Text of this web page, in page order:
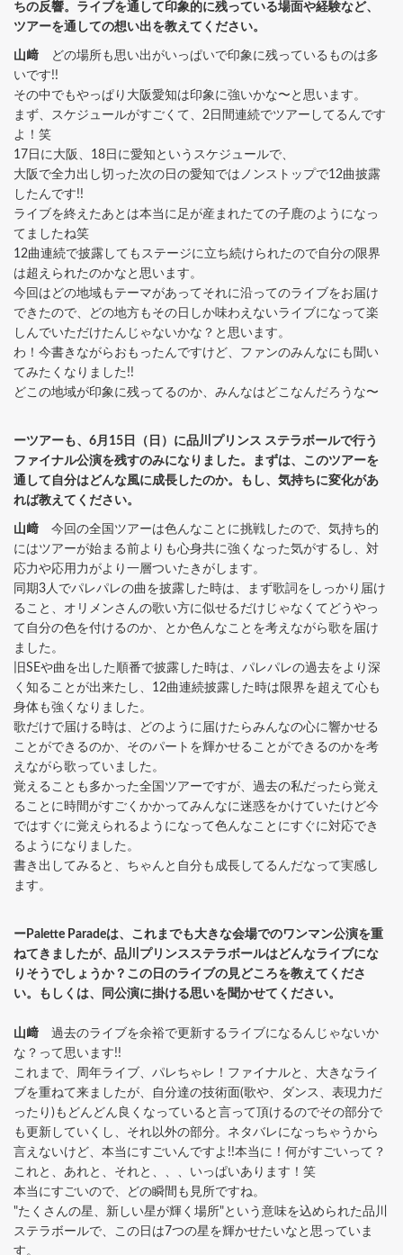
ちの反響。ライブを通して印象的に残っている場面や経験など、
ツアーを通しての想い出を教えてください。
山﨑
どの場所も思い出がいっぱいで印象に残っているものは多
いです!!
その中でもやっぱり大阪愛知は印象に強いかな〜と思います。
まず、スケジュールがすごくて、2日間連続でツアーしてるんです
よ！笑
17日に大阪、18日に愛知というスケジュールで、
大阪で全力出し切った次の日の愛知ではノンストップで12曲披露
したんです!!
ライブを終えたあとは本当に足が産まれたての子鹿のようになっ
てましたね笑
12曲連続で披露してもステージに立ち続けられたので自分の限界
は超えられたのかなと思います。
今回はどの地域もテーマがあってそれに沿ってのライブをお届け
できたので、どの地方もその日しか味わえないライブになって楽
しんでいただけたんじゃないかな？と思います。
わ！今書きながらおもったんですけど、ファンのみんなにも聞い
てみたくなりました!!
どこの地域が印象に残ってるのか、みんなはどこなんだろうな〜
ーツアーも、6月15日（日）に品川プリンス ステラボールで行う
ファイナル公演を残すのみになりました。まずは、このツアーを
通して自分はどんな風に成長したのか。もし、気持ちに変化があ
れば教えてください。
山﨑 今回の全国ツアーは色んなことに挑戦したので、気持ち的
にはツアーが始まる前よりも心身共に強くなった気がするし、対
応力や応用力がより一層ついたきがします。
同期3人でパレパレの曲を披露した時は、まず歌詞をしっかり届け
ること、オリメンさんの歌い方に似せるだけじゃなくてどうやっ
て自分の色を付けるのか、とか色んなことを考えながら歌を届け
ました。
旧SEや曲を出した順番で披露した時は、パレパレの過去をより深
く知ることが出来たし、12曲連続披露した時は限界を超えて心も
身体も強くなりました。
歌だけで届ける時は、どのように届けたらみんなの心に響かせる
ことができるのか、そのパートを輝かせることができるのかを考
えながら歌っていました。
覚えることも多かった全国ツアーですが、過去の私だったら覚え
ることに時間がすごくかかってみんなに迷惑をかけていたけど今
ではすぐに覚えられるようになって色んなことにすぐに対応でき
るようになりました。
書き出してみると、ちゃんと自分も成長してるんだなって実感し
ます。
ーPalette Paradeは、これまでも大きな会場でのワンマン公演を重
ねてきましたが、品川プリンスステラボールはどんなライブにな
りそうでしょうか？この日のライブの見どころを教えてくださ
い。もしくは、同公演に掛ける思いを聞かせてください。
山﨑 過去のライブを余裕で更新するライブになるんじゃないか
な？って思います!!
これまで、周年ライブ、パレちゃレ！ファイナルと、大きなライ
ブを重ねて来ましたが、自分達の技術面(歌や、ダンス、表現力だ
ったり)もどんどん良くなっていると言って頂けるのでその部分で
も更新していくし、それ以外の部分。ネタバレになっちゃうから
言えないけど、本当にすごいんですよ!!本当に！何がすごいって？
これと、あれと、それと、、、いっぱいあります！笑
本当にすごいので、どの瞬間も見所ですね。
"たくさんの星、新しい星が輝く場所"という意味を込められた品川
ステラボールで、この日は7つの星を輝かせたいなと思っていま
す。